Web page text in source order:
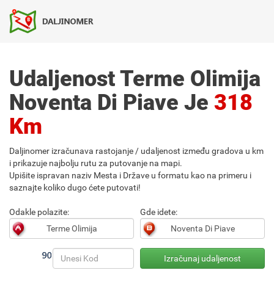
Udaljenost Terme Olimija
Noventa Di Piave Je 318
Km
Daljinomer izračunava rastojanje / udaljenost između gradova u km
i prikazuje najbolju rutu za putovanje na mapi.
Upišite ispravan naziv Mesta i Države u formatu kao na primeru i
saznajte koliko dugo ćete putovati!
Odakle polazite: Gde idete: